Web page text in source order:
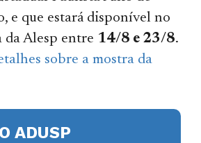
e que estará disponível no
da Alesp entre 14/8 e 23/8.
sobre a mostra da
ADUSP